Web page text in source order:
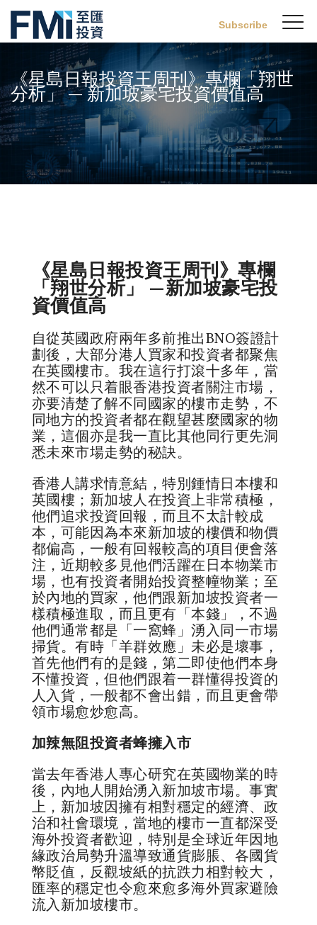
main
content
FMI
Subscribe
《星島日報投資王周刊》專欄「翔世
分析」 — 新加坡豪宅投資價值高
《星島日報投資王周刊》專欄
「翔世分析」 —新加坡豪宅投
資價值高
自從英國政府兩年多前推出BNO簽證計
劃後，大部分港人買家和投資者都聚焦
在英國樓市。我在這行打滾十多年，當
然不可以只着眼香港投資者關注市場，
亦要清楚了解不同國家的樓市走勢，不
同地方的投資者都在觀望甚麼國家的物
業，這個亦是我一直比其他同行更先洞
悉未來市場走勢的秘訣。
香港人講求情意結，特別鍾情日本樓和
英國樓；新加坡人在投資上非常積極，
他們追求投資回報，而且不太計較成
本，可能因為本來新加坡的樓價和物價
都偏高，一般有回報較高的項目便會落
注，近期較多見他們活躍在日本物業市
場，也有投資者開始投資整幢物業；至
於內地的買家，他們跟新加坡投資者一
樣積極進取，而且更有「本錢」，不過
他們通常都是「一窩蜂」湧入同一市場
掃貨。有時「羊群效應」未必是壞事，
首先他們有的是錢，第二即使他們本身
不懂投資，但他們跟着一群懂得投資的
人入貨，一般都不會出錯，而且更會帶
領市場愈炒愈高。
加辣無阻投資者蜂擁入市
當去年香港人專心研究在英國物業的時
後，內地人開始湧入新加坡市場。事實
上，新加坡因擁有相對穩定的經濟、政
治和社會環境，當地的樓市一直都深受
海外投資者歡迎，特別是全球近年因地
緣政治局勢升溫導致通貨膨脹、各國貨
幣貶值，反觀坡紙的抗跌力相對較大，
匯率的穩定也令愈來愈多海外買家避險
流入新加坡樓市。